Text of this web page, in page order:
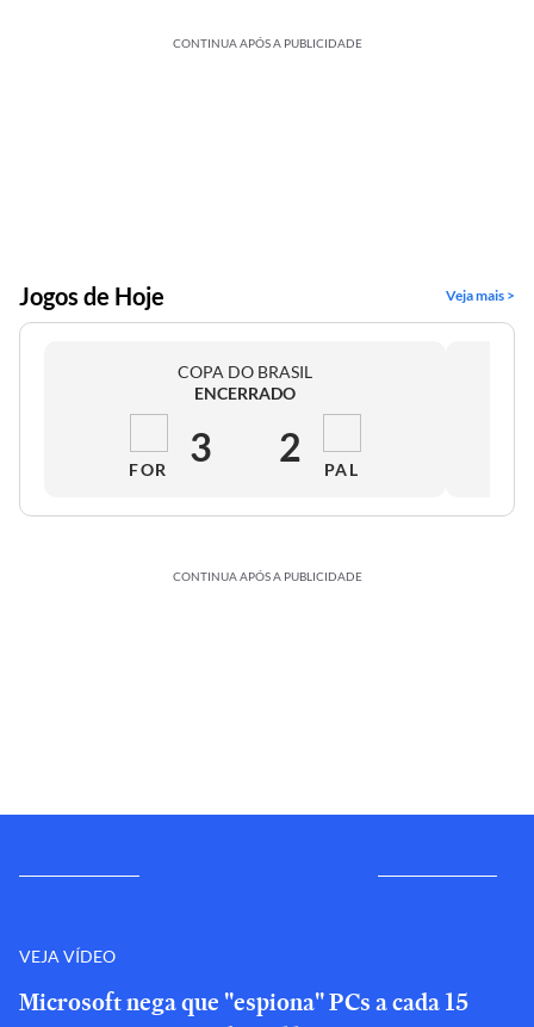
CONTINUA APÓS A PUBLICIDADE
Jogos de Hoje Veja mais >
COPA DO BRASIL
ENCERRADO
FOR 3 2 PAL
CONTINUA APÓS A PUBLICIDADE
VEJA VÍDEO
Microsoft nega que "espiona" PCs a cada 15